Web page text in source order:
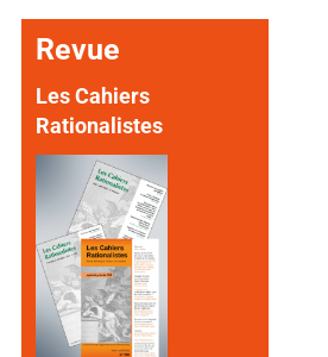
Revue
Les Cahiers
Rationalistes